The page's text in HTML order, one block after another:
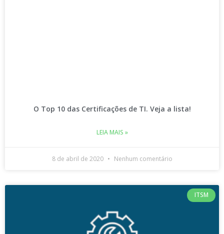
O Top 10 das Certificações de TI. Veja a lista!
LEIA MAIS »
8 de abril de 2020 Nenhum comentário
ITSM